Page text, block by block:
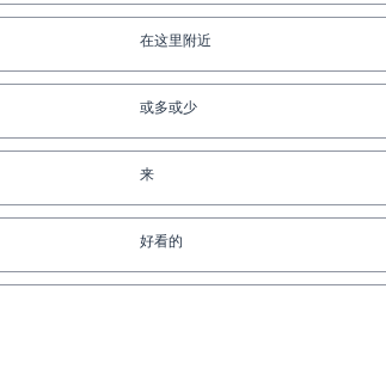
在这里附近
或多或少
来
好看的